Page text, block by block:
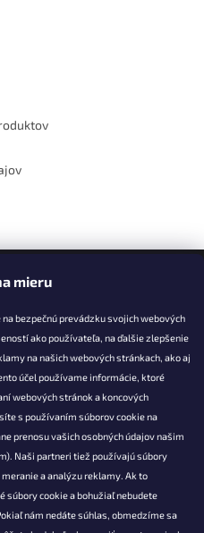
mieru
bezpečnú prevádzku svojich webových
ako používateľa, na ďalšie zlepšenie
na našich webových stránkach, ako aj
účel používame informácie, ktoré
webových stránok a koncových
s používaním súborov cookie na
prenosu vašich osobných údajov našim
Naši partneri tiež používajú súbory
a analýzu reklamy. Ak to
súbory cookie a bohužiaľ nebudete
nám nedáte súhlas, obmedzíme sa
y
p